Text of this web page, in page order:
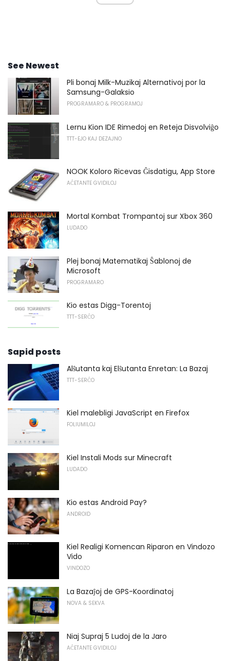
See Newest
Pli bonaj Milk-Muzikaj Alternativoj por la
Samsung-Galaksio
PROGRAMARO & PROGRAMOJ
Lernu Kion IDE Rimedoj en Reteja Disvolviĝo
TTT-EJO KAJ DEZAJNO
NOOK Koloro Ricevas Ĝisdatigu, App Store
AĈETANTE GVIDILOJ
Mortal Kombat Trompantoj sur Xbox 360
LUDADO
Plej bonaj Matematikaj Ŝablonoj de
Microsoft
PROGRAMARO
Kio estas Digg-Torentoj
TTT-SERĈO
Sapid posts
Alŝutanta kaj Elŝutanta Enretan: La Bazaj
TTT-SERĈO
Kiel malebligi JavaScript en Firefox
FOLIUMILOJ
Kiel Instali Mods sur Minecraft
LUDADO
Kio estas Android Pay?
ANDROID
Kiel Realigi Komencan Riparon en Vindozo
Vido
VINDOZO
La Bazaĵoj de GPS-Koordinatoj
NOVA & SEKVA
Niaj Supraj 5 Ludoj de la Jaro
AĈETANTE GVIDILOJ